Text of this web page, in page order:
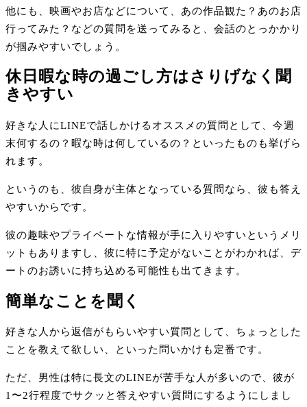
他にも、映画やお店などについて、あの作品観た？あのお店
行ってみた？などの質問を送ってみると、会話のとっかかり
が掴みやすいでしょう。
休日暇な時の過ごし方はさりげなく聞
きやすい
好きな人にLINEで話しかけるオススメの質問として、今週
末何するの？暇な時は何しているの？といったものも挙げら
れます。
というのも、彼自身が主体となっている質問なら、彼も答え
やすいからです。
彼の趣味やプライベートな情報が手に入りやすいというメリ
ットもありますし、彼に特に予定がないことがわかれば、デ
ートのお誘いに持ち込める可能性も出てきます。
簡単なことを聞く
好きな人から返信がもらいやすい質問として、ちょっとした
ことを教えて欲しい、といった問いかけも定番です。
ただ、男性は特に長文のLINEが苦手な人が多いので、彼が
1〜2行程度でサクッと答えやすい質問にするようにしまし